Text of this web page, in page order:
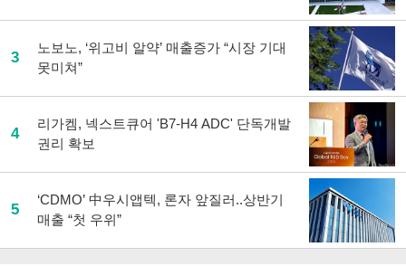
3
노보노, ‘위고비 알약’ 매출증가 “시장 기대
못미쳐”
4
리가켐, 넥스트큐어 'B7-H4 ADC' 단독개발
권리 확보
5
‘CDMO’ 中우시앱텍, 론자 앞질러..상반기
매출 “첫 우위”